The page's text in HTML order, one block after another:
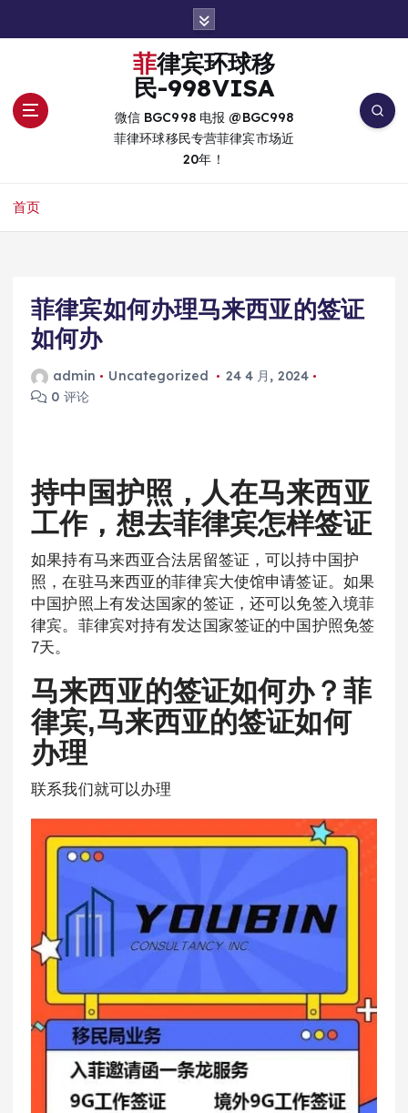
菲律宾环球移
民-998VISA
微信 BGC998 电报 @BGC998
菲律环球移民专营菲律宾市场近
20年！
首页
菲律宾如何办理马来西亚的签证
如何办
admin Uncategorized
24 4 月, 2024
0 评论
持中国护照，人在马来西亚
工作，想去菲律宾怎样签证
如果持有马来西亚合法居留签证，可以持中国护
照，在驻马来西亚的菲律宾大使馆申请签证。如果
中国护照上有发达国家的签证，还可以免签入境菲
律宾。菲律宾对持有发达国家签证的中国护照免签
7天。
马来西亚的签证如何办？菲
律宾,马来西亚的签证如何
办理
联系我们就可以办理